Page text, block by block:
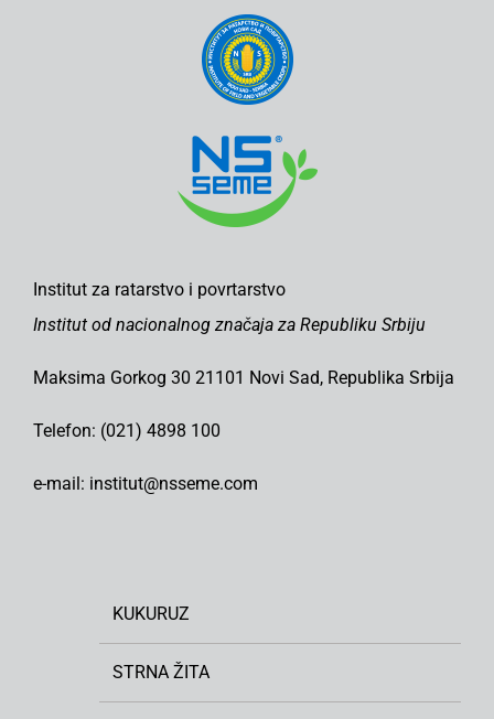
Institut za ratarstvo i povrtarstvo
Institut od nacionalnog značaja za Republiku Srbiju
Maksima Gorkog 30 21101 Novi Sad, Republika Srbija
Telefon: (021) 4898 100
e-mail: institut@nsseme.com
KUKURUZ
STRNA ŽITA